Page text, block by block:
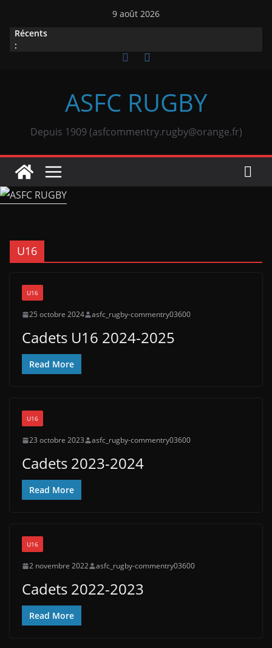
contenu
9 août 2026
Récents
:
ASFC RUGBY
Depuis 1909 (asfcommentry.rugby@orange.fr)
U16
U16
25 octobre 2024 asfc_rugby-commentry03600
Cadets U16 2024-2025
Read More
U16
23 octobre 2023 asfc_rugby-commentry03600
Cadets 2023-2024
Read More
U16
2 novembre 2022 asfc_rugby-commentry03600
Cadets 2022-2023
Read More